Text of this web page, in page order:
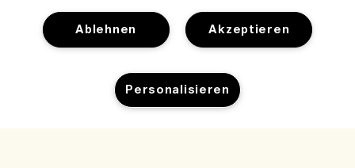
Cookies der Webseite verwalten
Akzeptieren
Ablehnen
Personalisieren